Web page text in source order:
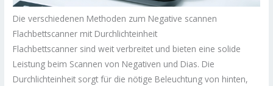
Die verschiedenen Methoden zum Negative scannen
Flachbettscanner mit Durchlichteinheit
Flachbettscanner sind weit verbreitet und bieten eine solide
Leistung beim Scannen von Negativen und Dias. Die
Durchlichteinheit sorgt für die nötige Beleuchtung von hinten,